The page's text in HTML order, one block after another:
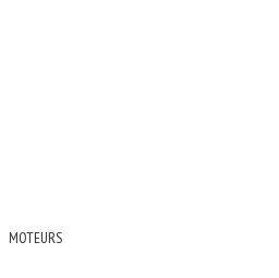
MOTEURS